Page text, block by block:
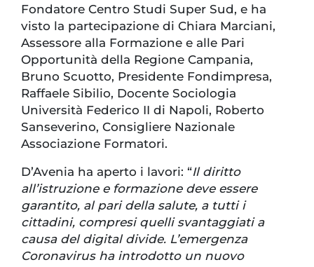
Fondatore Centro Studi Super Sud, e ha
visto la partecipazione di Chiara Marciani,
Assessore alla Formazione e alle Pari
Opportunità della Regione Campania,
Bruno Scuotto, Presidente Fondimpresa,
Raffaele Sibilio, Docente Sociologia
Università Federico II di Napoli, Roberto
Sanseverino, Consigliere Nazionale
Associazione Formatori.
D’Avenia ha aperto i lavori: “Il diritto
all’istruzione e formazione deve essere
garantito, al pari della salute, a tutti i
cittadini, compresi quelli svantaggiati a
causa del digital divide. L’emergenza
Coronavirus ha introdotto un nuovo